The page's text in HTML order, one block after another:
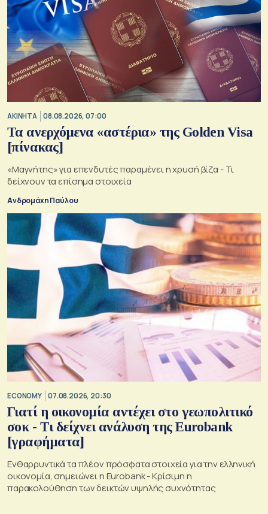
ΑΚΙΝΗΤΑ 08.08.2026, 07:00
Τα ανερχόμενα «αστέρια» της Golden Visa
[πίνακας]
«Μαγνήτης» για επενδυτές παραμένει η χρυσή βίζα - Τι
δείχνουν τα επίσημα στοιχεία
Ανδρομάχη Παύλου
ECONOMY 07.08.2026, 20:30
Γιατί η οικονομία αντέχει στο γεωπολιτικό
σοκ - Τι δείχνει ανάλυση της Eurobank
[γραφήματα]
Ενθαρρυντικά τα πλέον πρόσφατα στοιχεία για την ελληνική
οικονομία, σημειώνει η Eurobank - Kρίσιμη η
παρακολούθηση των δεικτών υψηλής συχνότητας